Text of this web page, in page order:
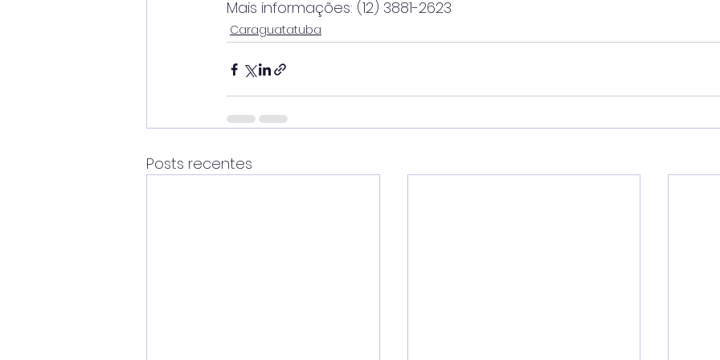
Mais informações: (12) 3881-2623
Caraguatatuba
Posts recentes